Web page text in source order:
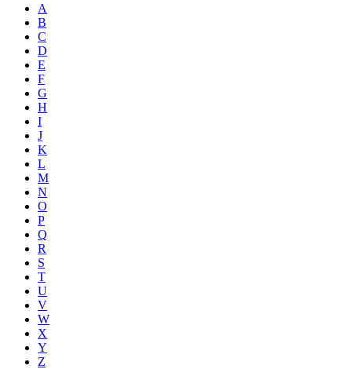
A
B
C
D
E
F
G
H
I
J
K
L
M
N
O
P
Q
R
S
T
U
V
W
X
Y
Z